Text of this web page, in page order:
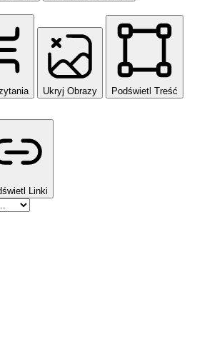
Ukryj Obrazy Podświetl Treść
Linki